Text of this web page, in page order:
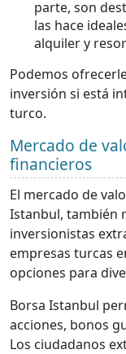
parte, son
las hace
alquiler y
Podemos
inversión si está
turco.
Mercado de
financieros
El mercado de
Istanbul, también
inversionistas
empresas turcas
opciones para
Borsa Istanbul
acciones, bonos
Los ciudadanos